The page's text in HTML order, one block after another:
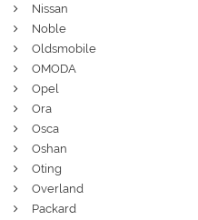
Nissan
Noble
Oldsmobile
OMODA
Opel
Ora
Osca
Oshan
Oting
Overland
Packard